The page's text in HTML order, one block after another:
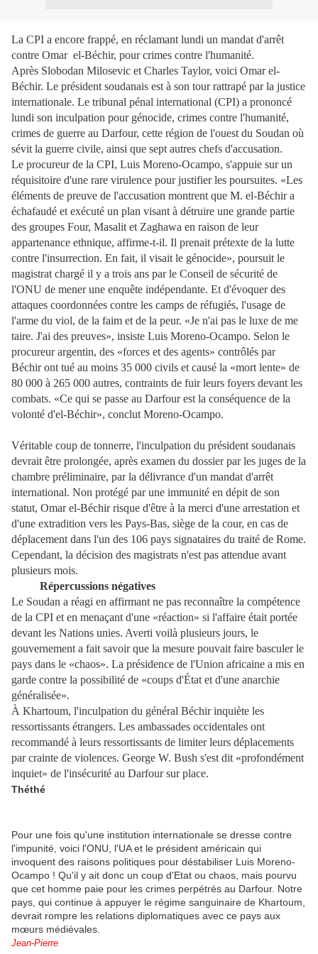
La CPI a encore frappé, en réclamant lundi un mandat d'arrêt
contre Omar el-Béchir, pour crimes contre l'humanité.
Après Slobodan Milosevic et Charles Taylor, voici Omar el-
Béchir. Le président soudanais est à son tour rattrapé par la justice
internationale. Le tribunal pénal international (CPI) a prononcé
lundi son inculpation pour génocide, crimes contre l'humanité,
crimes de guerre au Darfour, cette région de l'ouest du Soudan où
sévit la guerre civile, ainsi que sept autres chefs d'accusation.
Le procureur de la CPI, Luis Moreno-Ocampo, s'appuie sur un
réquisitoire d'une rare virulence pour justifier les poursuites. «Les
éléments de preuve de l'accusation montrent que M. el-Béchir a
échafaudé et exécuté un plan visant à détruire une grande partie
des groupes Four, Masalit et Zaghawa en raison de leur
appartenance ethnique, affirme-t-il. Il prenait prétexte de la lutte
contre l'insurrection. En fait, il visait le génocide», poursuit le
magistrat chargé il y a trois ans par le Conseil de sécurité de
l'ONU de mener une enquête indépendante. Et d'évoquer des
attaques coordonnées contre les camps de réfugiés, l'usage de
l'arme du viol, de la faim et de la peur. «Je n'ai pas le luxe de me
taire. J'ai des preuves», insiste Luis Moreno-Ocampo. Selon le
procureur argentin, des «forces et des agents» contrôlés par
Béchir ont tué au moins 35 000 civils et causé la «mort lente» de
80 000 à 265 000 autres, contraints de fuir leurs foyers devant les
combats. «Ce qui se passe au Darfour est la conséquence de la
volonté d'el-Béchir», conclut Moreno-Ocampo.
Véritable coup de tonnerre, l'inculpation du président soudanais
devrait être prolongée, après examen du dossier par les juges de la
chambre préliminaire, par la délivrance d'un mandat d'arrêt
international. Non protégé par une immunité en dépit de son
statut, Omar el-Béchir risque d'être à la merci d'une arrestation et
d'une extradition vers les Pays-Bas, siège de la cour, en cas de
déplacement dans l'un des 106 pays signataires du traité de Rome.
Cependant, la décision des magistrats n'est pas attendue avant
plusieurs mois.
Répercussions négatives
Le Soudan a réagi en affirmant ne pas reconnaître la compétence
de la CPI et en menaçant d'une «réaction» si l'affaire était portée
devant les Nations unies. Averti voilà plusieurs jours, le
gouvernement a fait savoir que la mesure pouvait faire basculer le
pays dans le «chaos». La présidence de l'Union africaine a mis en
garde contre la possibilité de «coups d'État et d'une anarchie
généralisée».
À Khartoum, l'inculpation du général Béchir inquiète les
ressortissants étrangers. Les ambassades occidentales ont
recommandé à leurs ressortissants de limiter leurs déplacements
par crainte de violences. George W. Bush s'est dit «profondément
inquiet» de l'insécurité au Darfour sur place.
Théthé
Pour une fois qu'une institution internationale se dresse contre
l'impunité, voici l'ONU, l'UA et le président américain qui
invoquent des raisons politiques pour déstabiliser Luis Moreno-
Ocampo ! Qu'il y ait donc un coup d'Etat ou chaos, mais pourvu
que cet homme paie pour les crimes perpétrés au Darfour. Notre
pays, qui continue à appuyer le régime sanguinaire de Khartoum,
devrait rompre les relations diplomatiques avec ce pays aux
mœurs médiévales.
Jean-Pierre